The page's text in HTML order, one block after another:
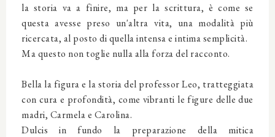
la storia va a finire, ma per la scrittura, è come se
questa avesse preso un'altra vita, una modalità più
ricercata, al posto di quella intensa e intima semplicità.
Ma questo non toglie nulla alla forza del racconto.
Bella la figura e la storia del professor Leo, tratteggiata
con cura e profondità, come vibranti le figure delle due
madri, Carmela e Carolina.
Dulcis in fundo la preparazione della mitica